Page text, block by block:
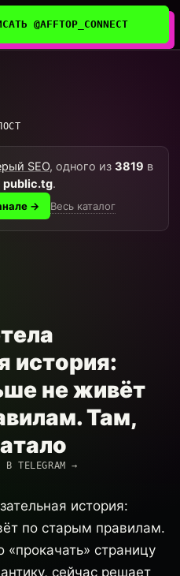
@AFFTOP_CONNECT
SEO, одного из 3819 в
public.tg.
→ Весь каталог
история:
не живёт
Там,
TELEGRAM →
история:
по старым правилам.
страницу
сейчас решает